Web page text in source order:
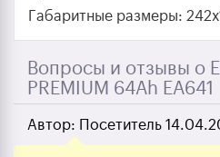
Габаритные размеры:
Вопросы и отзывы о
PREMIUM 64Ah EA641
Автор: Посетитель